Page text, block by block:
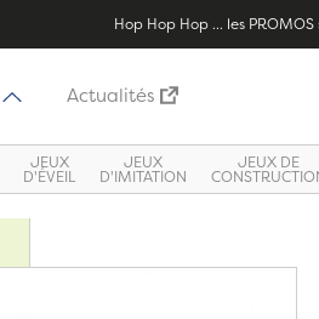
Hop Hop Hop ... les
Actualités
JEUX
D'ÉVEIL
JEUX
D'IMITATION
JEUX DE